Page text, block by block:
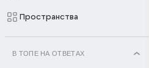
Пространства
В ТОПЕ НА ОТВЕТАХ